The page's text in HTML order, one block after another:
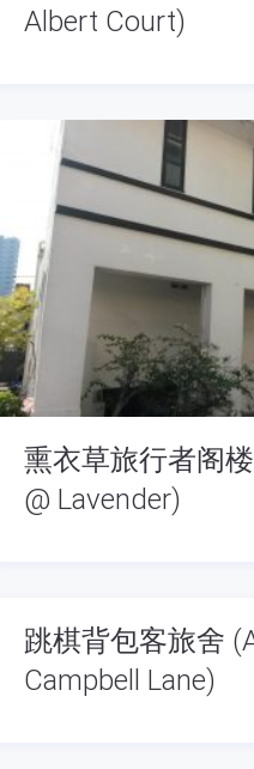
Albert Court)
熏衣草旅行者阁
@ Lavender)
跳棋背包客旅舍
Campbell Lane)